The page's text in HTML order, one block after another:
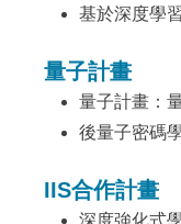
基於深度學
量子計畫
量子計畫：
後量子密碼
IIS合作計畫
深度強化式